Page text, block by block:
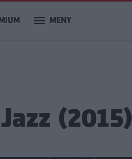
MENY
(2015)